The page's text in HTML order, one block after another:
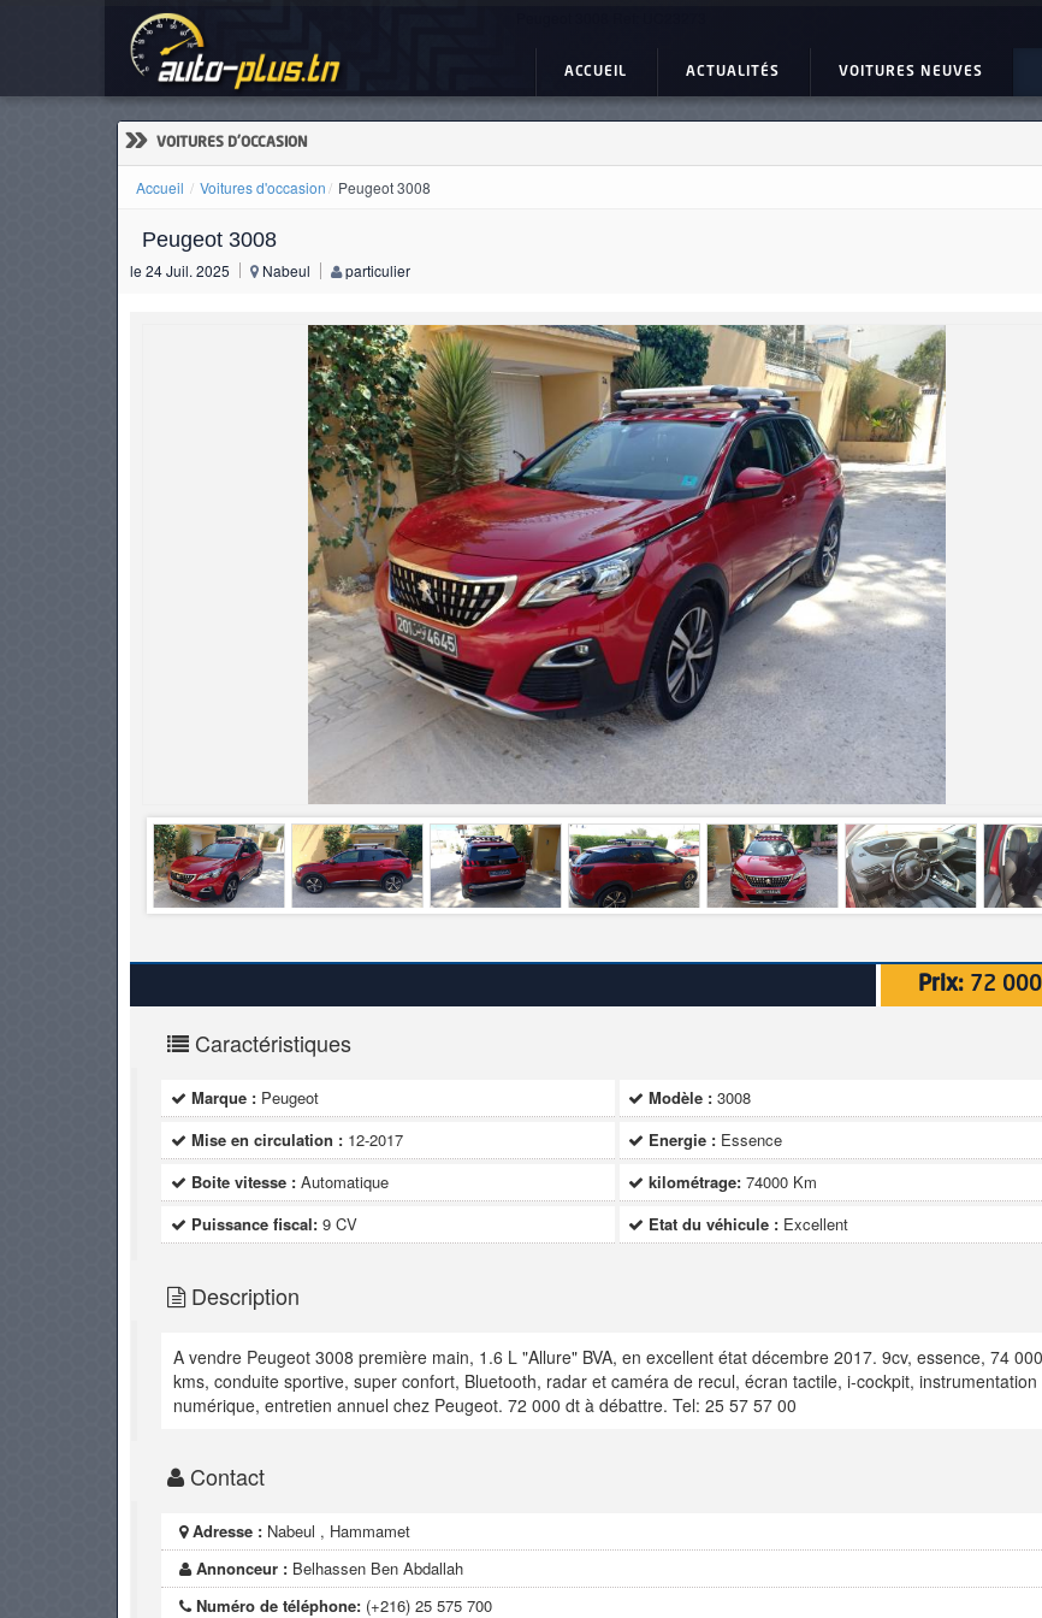
ACCUEIL ACTUALITÉS VOITURES NEUVES
» VOITURES D'OCCASION
Accueil Voitures d'occasion Peugeot 3008
Peugeot 3008
le 24 Juil. 2025 Nabeul particulier
Prix: 72 000
Caractéristiques
Marque : Peugeot Modèle : 3008
Mise en circulation : 12-2017 Energie : Essence
Boite vitesse : Automatique kilométrage: 74000 Km
Puissance fiscal: 9 CV Etat du véhicule : Excellent
Description
A vendre Peugeot 3008 première main, 1.6 L "Allure" BVA, en excellent état décembre 2017. 9cv, essence, 74 000
kms, conduite sportive, super confort, Bluetooth, radar et caméra de recul, écran tactile, i-cockpit, instrumentation
numérique, entretien annuel chez Peugeot. 72 000 dt à débattre. Tel: 25 57 57 00
Contact
Adresse : Nabeul , Hammamet
Annonceur : Belhassen Ben Abdallah
Numéro de téléphone: (+216) 25 575 700
ACTUALITÉS